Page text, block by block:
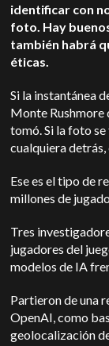
identificar con
foto. Hay
también habrá
éticas.
Si la instantánea
Monte Rushmore
tomó. Si la foto
cualquiera
Ese es el tipo de
millones de
Tres
jugadores del
modelos de IA
Partieron de una
OpenAI, como
geolocalización